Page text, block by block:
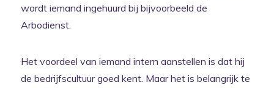
wordt iemand ingehuurd bij bijvoorbeeld de
Arbodienst.
Het voordeel van iemand intern aanstellen is dat hij
de bedrijfscultuur goed kent. Maar het is belangrijk te